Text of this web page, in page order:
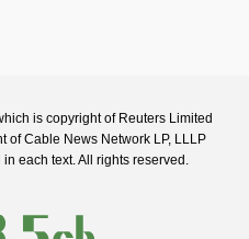
is copyright of Reuters Limited
of Cable News Network LP, LLLP
each text. All rights reserved.